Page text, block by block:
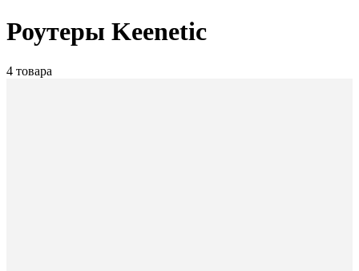
Роутеры Keenetic
4 товара